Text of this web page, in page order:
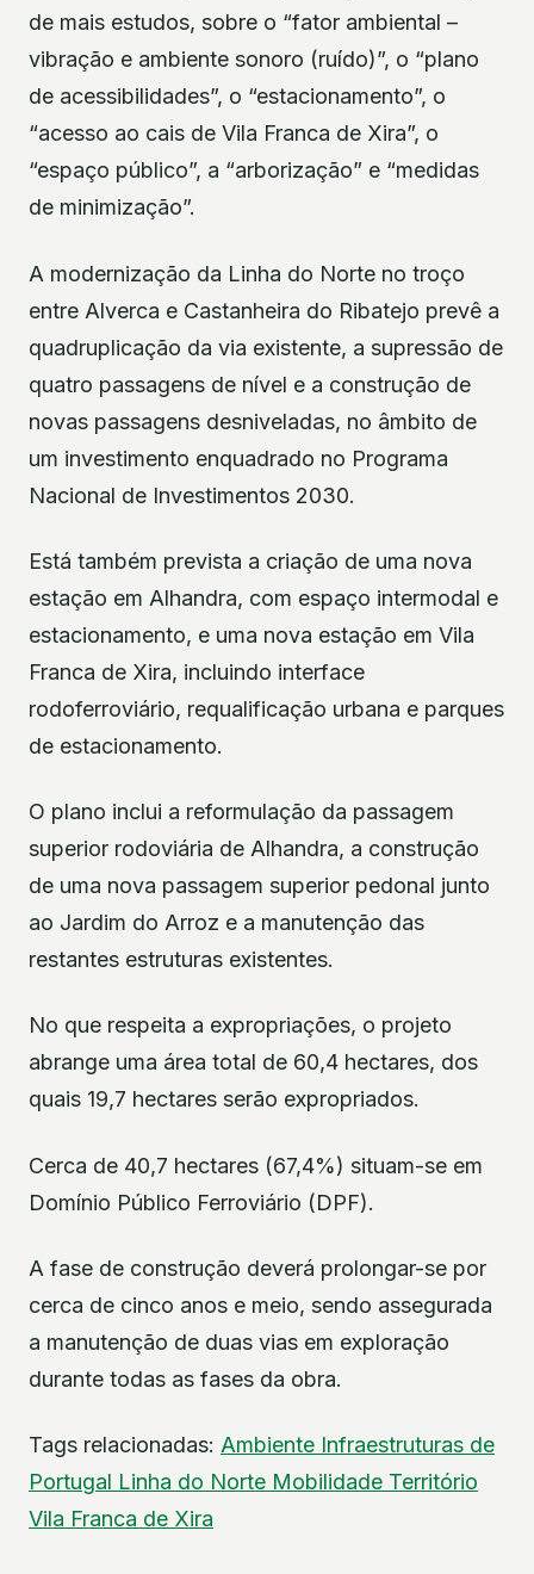
de mais estudos, sobre o “fator ambiental –
vibração e ambiente sonoro (ruído)”, o “plano
de acessibilidades”, o “estacionamento”, o
“acesso ao cais de Vila Franca de Xira”, o
“espaço público”, a “arborização” e “medidas
de minimização”.
A modernização da Linha do Norte no troço
entre Alverca e Castanheira do Ribatejo prevê a
quadruplicação da via existente, a supressão de
quatro passagens de nível e a construção de
novas passagens desniveladas, no âmbito de
um investimento enquadrado no Programa
Nacional de Investimentos 2030.
Está também prevista a criação de uma nova
estação em Alhandra, com espaço intermodal e
estacionamento, e uma nova estação em Vila
Franca de Xira, incluindo interface
rodoferroviário, requalificação urbana e parques
de estacionamento.
O plano inclui a reformulação da passagem
superior rodoviária de Alhandra, a construção
de uma nova passagem superior pedonal junto
ao Jardim do Arroz e a manutenção das
restantes estruturas existentes.
No que respeita a expropriações, o projeto
abrange uma área total de 60,4 hectares, dos
quais 19,7 hectares serão expropriados.
Cerca de 40,7 hectares (67,4%) situam-se em
Domínio Público Ferroviário (DPF).
A fase de construção deverá prolongar-se por
cerca de cinco anos e meio, sendo assegurada
a manutenção de duas vias em exploração
durante todas as fases da obra.
Tags relacionadas: Ambiente Infraestruturas de
Portugal Linha do Norte Mobilidade Território
Vila Franca de Xira